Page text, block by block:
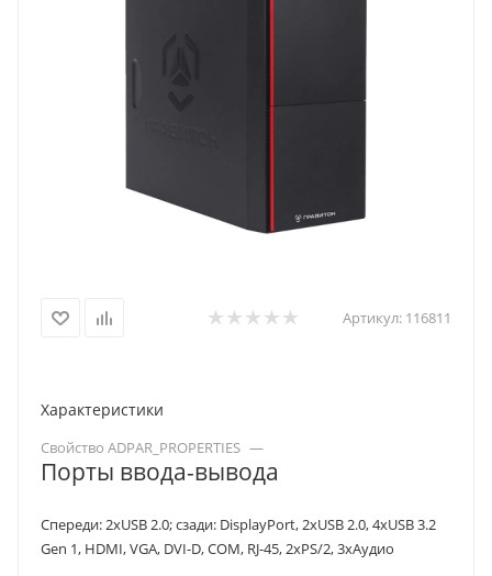
Артикул: 116811
Характеристики
Свойство ADPAR_PROPERTIES —
Порты ввода-вывода
Спереди: 2хUSB 2.0; сзади: DisplayPort, 2хUSB 2.0, 4хUSB 3.2
Gen 1, HDMI, VGA, DVI-D, COM, RJ-45, 2хPS/2, 3хАудио